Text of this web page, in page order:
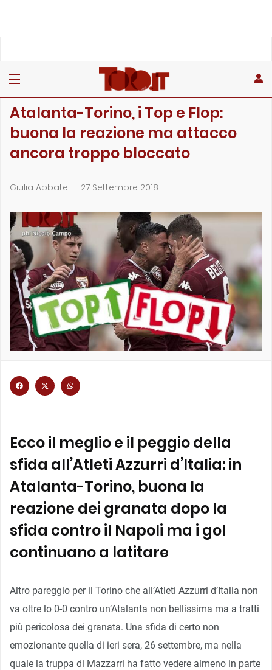
Atalanta-Torino, i Top e Flop:
buona la reazione ma attacco
ancora troppo bloccato
Giulia Abbate - 27 Settembre 2018
Ecco il meglio e il peggio della
sfida all’Atleti Azzurri d’Italia: in
Atalanta-Torino, buona la
reazione dei granata dopo la
sfida contro il Napoli ma i gol
continuano a latitare
Altro pareggio per il Torino che all’Atleti Azzurri d’Italia non
va oltre lo 0-0 contro un’Atalanta non bellissima ma a tratti
più pericolosa dei granata. Una sfida di certo non
emozionante quella di ieri sera, 26 settembre, ma nella
quale la truppa di Mazzarri ha fatto vedere almeno in parte